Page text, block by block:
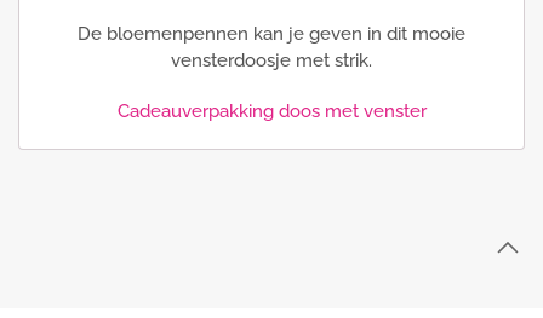
De bloemenpennen kan je geven in dit mooie
vensterdoosje met strik.
Cadeauverpakking doos met venster